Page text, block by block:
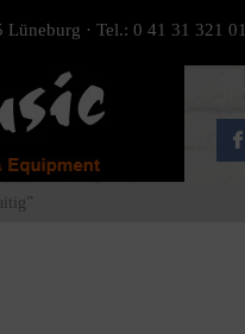
Lüneburg · Tel.: 0 41 31 321 01